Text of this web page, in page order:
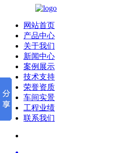
网站首页
产品中心
关于我们
新闻中心
案例展示
技术支持
荣誉资质
车间实景
工程业绩
联系我们